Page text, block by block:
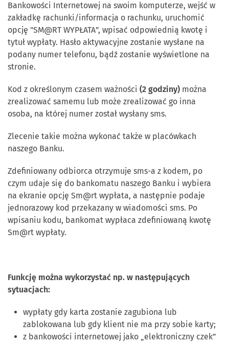
Bankowości Internetowej na swoim komputerze, wejść w
zakładkę rachunki/informacja o rachunku, uruchomić
opcję "SM@RT WYPŁATA”, wpisać odpowiednią kwotę i
tytuł wypłaty. Hasło aktywacyjne zostanie wysłane na
podany numer telefonu, bądź zostanie wyświetlone na
stronie.
Kod z określonym czasem ważności (2 godziny) można
zrealizować samemu lub może zrealizować go inna
osoba, na której numer został wysłany sms.
Zlecenie takie można wykonać także w placówkach
naszego Banku.
Zdefiniowany odbiorca otrzymuje sms-a z kodem, po
czym udaje się do bankomatu naszego Banku i wybiera
na ekranie opcję Sm@rt wypłata, a następnie podaje
jednorazowy kod przekazany w wiadomości sms. Po
wpisaniu kodu, bankomat wypłaca zdefiniowaną kwotę
Sm@rt wypłaty.
Funkcję można wykorzystać np. w następujących
sytuacjach:
wypłaty gdy karta zostanie zagubiona lub
zablokowana lub gdy klient nie ma przy sobie karty;
z bankowości internetowej jako „elektroniczny czek”